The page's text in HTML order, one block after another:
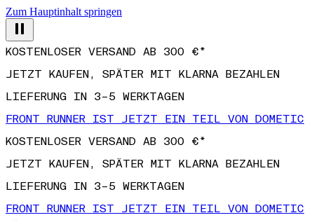
Zum Hauptinhalt springen
JETZT KAUFEN, SPÄTER MIT KLARNA BEZAHLEN
LIEFERUNG IN 3–5 WERKTAGEN
FRONT RUNNER IST JETZT EIN TEIL VON DOMETIC
KOSTENLOSER VERSAND AB 300 €*
JETZT KAUFEN, SPÄTER MIT KLARNA BEZAHLEN
LIEFERUNG IN 3–5 WERKTAGEN
FRONT RUNNER IST JETZT EIN TEIL VON DOMETIC